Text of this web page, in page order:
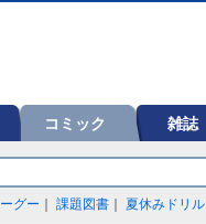
コミック 雑誌
グー 課題図書 夏休みドリル